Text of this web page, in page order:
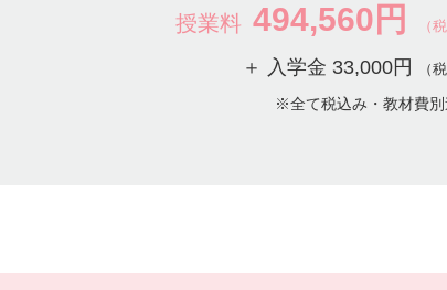
授業料 494,560円 （
＋ 入学金 33,000円 （
※全て税込み・教材費別